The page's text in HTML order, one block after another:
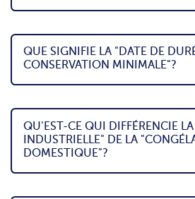
QUE SIGNIFIE LA "DATE DE
CONSERVATION MINIMALE"?
QU'EST-CE QUI DIFFÉRENCIE
INDUSTRIELLE" DE LA
DOMESTIQUE"?